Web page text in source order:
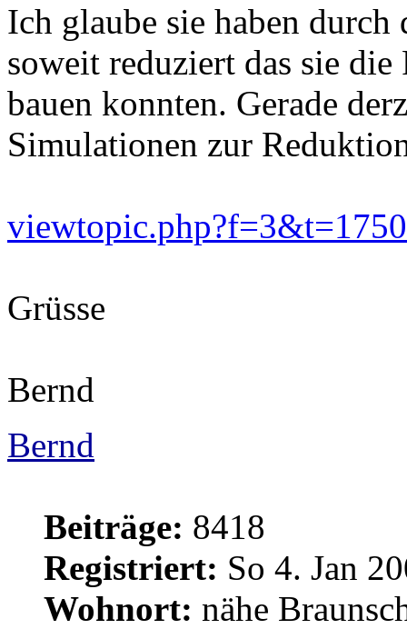
Ich glaube sie haben
soweit reduziert das sie
bauen konnten. Gerade
Simulationen zur
Grüsse
Bernd
Bernd
Beiträge: 8418
Registriert: So 4. Jan
Wohnort: nähe